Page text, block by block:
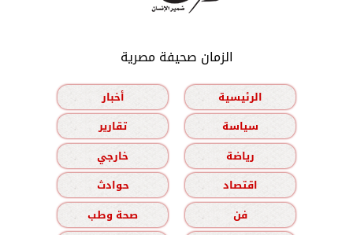
الزمان صحيفة مصرية
الرئيسية
أخبار
سياسة
تقارير
رياضة
خارجي
اقتصاد
حوادث
فن
صحة وطب